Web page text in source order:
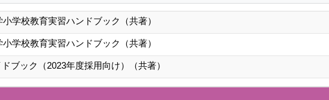
学校教育実習ハンドブック（共著）
学校教育実習ハンドブック（共著）
ブック（2023年度採用向け）（共著）